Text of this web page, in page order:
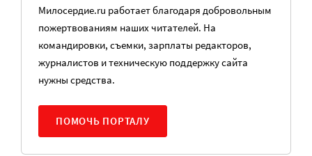
Милосердие.ru работает благодаря добровольным
пожертвованиям наших читателей. На
командировки, съемки, зарплаты редакторов,
журналистов и техническую поддержку сайта
нужны средства.
ПОМОЧЬ ПОРТАЛУ